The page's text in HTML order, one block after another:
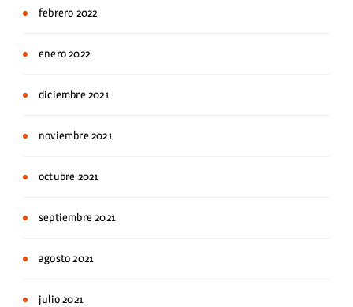
febrero 2022
enero 2022
diciembre 2021
noviembre 2021
octubre 2021
septiembre 2021
agosto 2021
julio 2021